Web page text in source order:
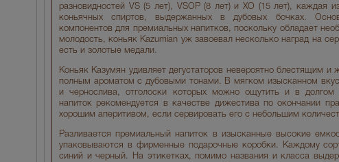
разновидностей VS (5 лет), VSOP (8 лет) и XO (15 лет), каждая
коньячных спиртов, выдержанных в дубовых бочках.
компонентов для премиальных напитков, поскольку обладает
молодость, коньяк Kazumian уж завоевал несколько наград на
есть и золотые медали.
Коньяк Казумян удивляет дегустаторов невероятно блестящим
полным ароматом с дубовыми тонами. В мягком изысканном
и чернослива, отголоски которых можно ощутить и в долгом
напиток рекомендуется в качестве дижестива по окончании
хорошим аперитивом, если сервировать его с небольшим
Разливается премиальный напиток в изысканные высокие
упаковываются в фирменные подарочные коробки. Каждому
синий и черный. На этикетках, помимо названия и класса